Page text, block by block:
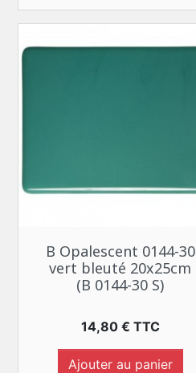
Aperçu rapide
B Opalescent 0144-30
vert bleuté 20x25cm
(B 0144-30 S)
Prix
14,80 € TTC
Ajouter au panier